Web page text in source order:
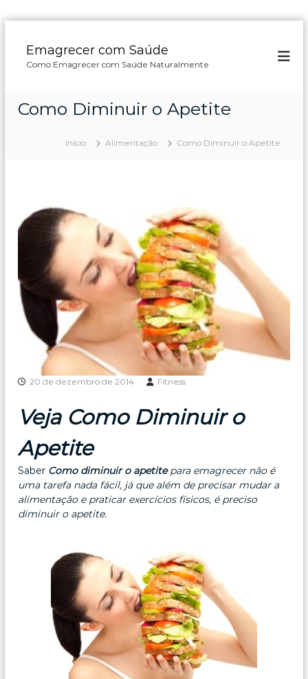
Emagrecer com Saúde
Como Emagrecer com Saúde Naturalmente
Como Diminuir o Apetite
Início Alimentação Como Diminuir o Apetite
20 de dezembro de 2014 Fitness
Veja Como Diminuir o
Apetite
Saber Como diminuir o apetitepara emagrecer não é
uma tarefa nada fácil, já que além de precisar mudar a
alimentação e praticar exercícios físicos, é preciso
diminuir o apetite.